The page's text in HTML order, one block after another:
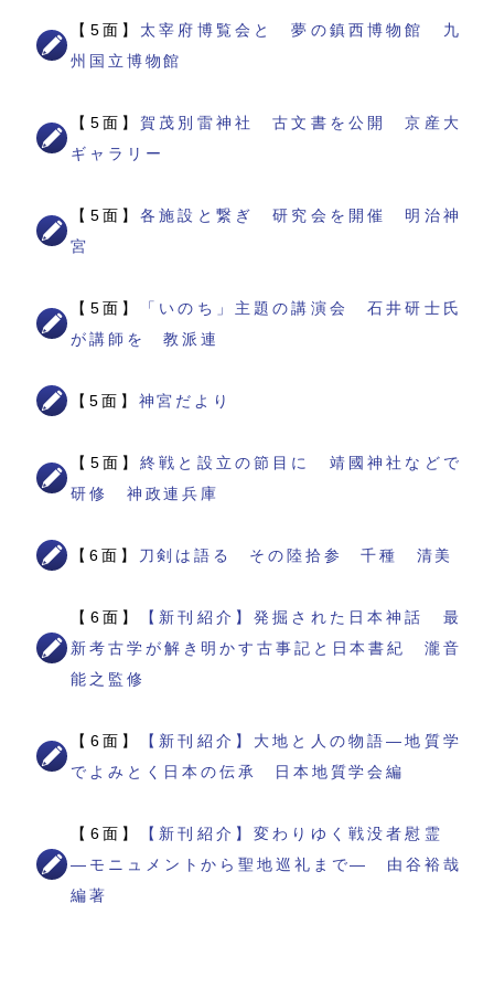
【5面】 太宰府博覧会と 夢の鎮西博物館 九
州国立博物館
【5面】賀茂別雷神社 古文書を公開 京産大
ギャラリー
【5面】各施設と繋ぎ 研究会を開催 明治神
宮
【5面】
「いのち」主題の講演会 石井研士氏
が講師を 教派連
【5面】 神宮だより
【5面】終戦と設立の節目に 靖國神社などで
研修 神政連兵庫
【6面】 刀剣は語る その陸拾参 千種 清美
【6面】
【新刊紹介】発掘された日本神話 最
新考古学が解き明かす古事記と日本書紀 瀧音
能之監修
【6面】
【新刊紹介】大地と人の物語―地質学
でよみとく日本の伝承 日本地質学会編
【6面】
【新刊紹介】変わりゆく戦没者慰霊
―モニュメントから聖地巡礼まで― 由谷裕哉
編著